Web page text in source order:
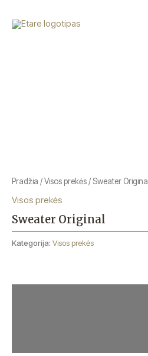
prie
Pradžia /Visos prekės / Sweater Original
Visos prekės
Sweater Original
Kategorija: Visos prekės